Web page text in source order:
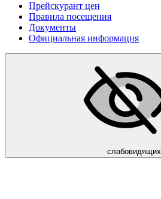
Прейскурант цен
Правила посещения
Документы
Официальная информация
слабовидящих